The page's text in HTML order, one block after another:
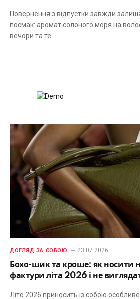
Повернення з відпустки завжди
посмак: аромат солоного моря на
вечори та те…
ДОГЛЯД ЗА СОБОЮ 23.07.2026
Бохо-шик та кроше: як носити
фактури літа 2026 і не
Літо 2026 приносить із собою